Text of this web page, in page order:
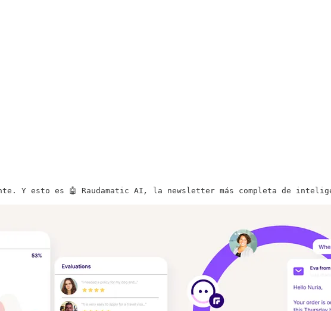
Y esto es 🤖 Raudamatic AI , la newsletter más completa de